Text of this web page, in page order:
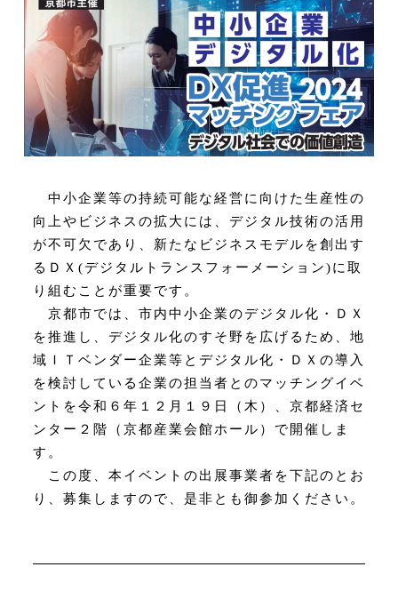
中小企業等の持続可能な経営に向けた生産性の
向上やビジネスの拡大には、デジタ ル技術の活用
が不可欠であり、新たなビジネスモデルを創出す
るＤＸ (デジタルトラン スフォーメーション)に取
り組むことが重要です。
京都市では、市内中小企業のデジタル化・ＤＸ
を推進し、デジタル化のすそ野を広げるため、地
域ＩＴベンダー企業等とデジタル化・ＤＸの導入
を検討している企業の担当者とのマッチングイベ
ントを令和６年１２月１９日（木）、京都経済セ
ンター２階
（京都産業会館ホール）で開催しま
す。
この度、本イベントの出展事業者を下記のとお
り、募集しますので、是非とも御参加 ください。